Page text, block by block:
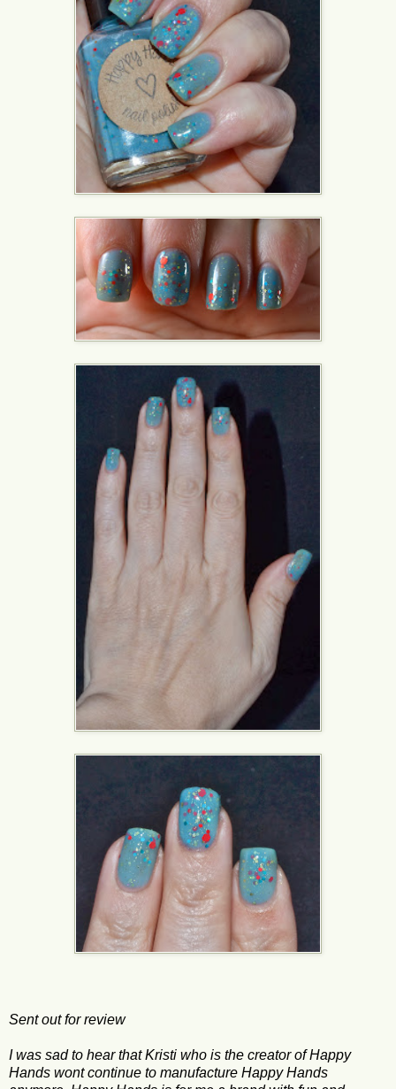
Sent out for review
I was sad to hear that Kristi who is the creator of Happy
Hands wont continue to manufacture Happy Hands